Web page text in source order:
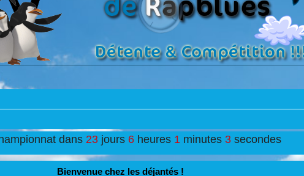
dans 23 jours 6 heures 1 minutes 3 secondes
Bienvenue chez les déjantés !